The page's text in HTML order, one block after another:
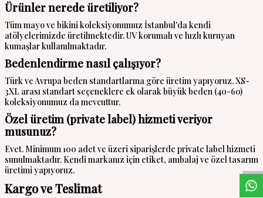
W
h
a
s
a
p
p
D
e
s
t
e
H
a
t
t
Ürünler nerede üretiliyor?
Tüm mayo ve bikini koleksiyonumuz İstanbul'da kendi
atölyelerimizde üretilmektedir. UV korumalı ve hızlı kuruyan
kumaşlar kullanılmaktadır.
Bedenlendirme nasıl çalışıyor?
Türk ve Avrupa beden standartlarına göre üretim yapıyoruz. XS-
3XL arası standart seçeneklere ek olarak büyük beden (40-60)
koleksiyonumuz da mevcuttur.
Özel üretim (private label) hizmeti veriyor
musunuz?
Evet. Minimum 100 adet ve üzeri siparişlerde private label hizmeti
sunulmaktadır. Kendi markanız için etiket, ambalaj ve özel tasarım
üretimi yapıyoruz.
Kargo ve Teslimat